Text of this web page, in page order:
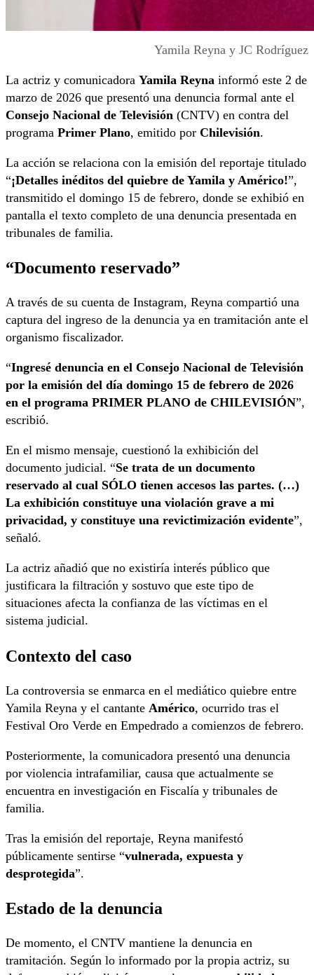
Yamila Reyna y JC Rodríguez
La actriz y comunicadora Yamila Reyna informó este 2 de
marzo de 2026 que presentó una denuncia formal ante el
Consejo Nacional de Televisión (CNTV) en contra del
programa Primer Plano, emitido por Chilevisión.
La acción se relaciona con la emisión del reportaje titulado
“¡Detalles inéditos del quiebre de Yamila y Américo!”,
transmitido el domingo 15 de febrero, donde se exhibió en
pantalla el texto completo de una denuncia presentada en
tribunales de familia.
“Documento reservado”
A través de su cuenta de Instagram, Reyna compartió una
captura del ingreso de la denuncia ya en tramitación ante el
organismo fiscalizador.
“Ingresé denuncia en el Consejo Nacional de Televisión
por la emisión del día domingo 15 de febrero de 2026
en el programa PRIMER PLANO de CHILEVISIÓN”,
escribió.
En el mismo mensaje, cuestionó la exhibición del
documento judicial. “Se trata de un documento
reservado al cual SÓLO tienen accesos las partes. (…)
La exhibición constituye una violación grave a mi
privacidad, y constituye una revictimización evidente”,
señaló.
La actriz añadió que no existiría interés público que
justificara la filtración y sostuvo que este tipo de
situaciones afecta la confianza de las víctimas en el
sistema judicial.
Contexto del caso
La controversia se enmarca en el mediático quiebre entre
Yamila Reyna y el cantante Américo, ocurrido tras el
Festival Oro Verde en Empedrado a comienzos de febrero.
Posteriormente, la comunicadora presentó una denuncia
por violencia intrafamiliar, causa que actualmente se
encuentra en investigación en Fiscalía y tribunales de
familia.
Tras la emisión del reportaje, Reyna manifestó
públicamente sentirse “vulnerada, expuesta y
desprotegida”.
Estado de la denuncia
De momento, el CNTV mantiene la denuncia en
tramitación. Según lo informado por la propia actriz, su